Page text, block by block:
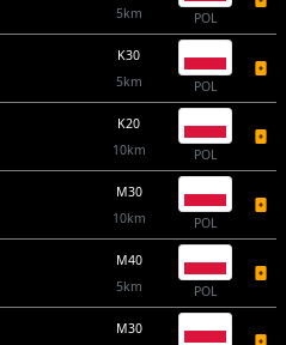
5km
POL
K30
5km
POL
K20
10km
POL
M30
10km
POL
M40
5km
POL
M30